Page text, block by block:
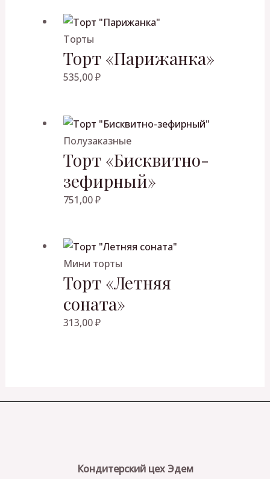
Торты
Торт «Парижанка»
535,00₽
Полузаказные
Торт «Бисквитно-
зефирный»
751,00₽
Мини торты
Торт «Летняя
соната»
313,00₽
Кондитерский цех Эдем